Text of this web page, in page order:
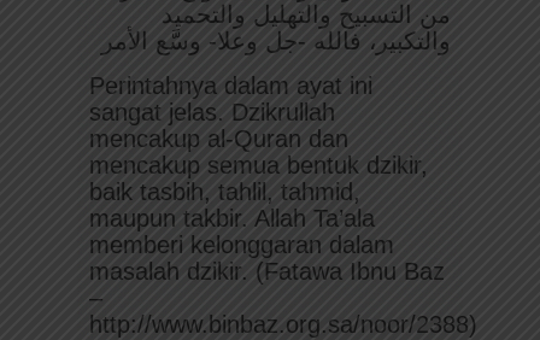
من التسبيح والتهليل والتحميد
والتكبير، فالله -جل وعلا- وسَّع الأمر
Perintahnya dalam ayat ini
sangat jelas. Dzikrullah
mencakup al-Quran dan
mencakup semua bentuk dzikir,
baik tasbih, tahlil, tahmid,
maupun takbir. Allah Ta’ala
memberi kelonggaran dalam
masalah dzikir. (Fatawa Ibnu Baz
–
http://www.binbaz.org.sa/noor/2388)